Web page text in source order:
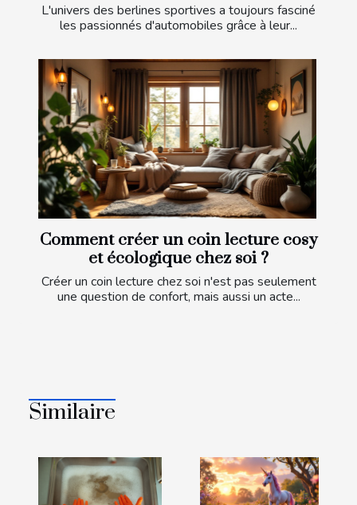
L'univers des berlines sportives a toujours fasciné
les passionnés d'automobiles grâce à leur...
Comment créer un coin lecture cosy
et écologique chez soi ?
Créer un coin lecture chez soi n'est pas seulement
une question de confort, mais aussi un acte...
Similaire